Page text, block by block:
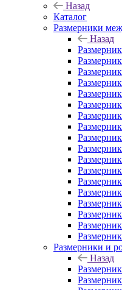
Назад
Каталог
Размерники
Назад
Размерники и
Назад